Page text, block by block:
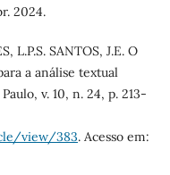
2024.
L.P.S. SANTOS, J.E. O
a análise textual
v. 10, n. 24, p. 213-
view/383. Acesso em: